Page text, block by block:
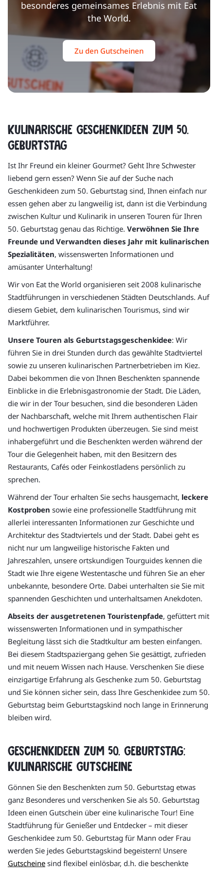
besonderes gemeinsames Erlebnis mit Eat
the World.
Zu den Gutscheinen
Kulinarische Geschenkideen zum 50.
Geburtstag
Ist Ihr Freund ein kleiner Gourmet? Geht Ihre Schwester
liebend gern essen? Wenn Sie auf der Suche nach
Geschenkideen zum 50. Geburtstag sind, Ihnen einfach nur
essen gehen aber zu langweilig ist, dann ist die Verbindung
zwischen Kultur und Kulinarik in unseren Touren für Ihren
50. Geburtstag genau das Richtige. Verwöhnen Sie Ihre
Freunde und Verwandten dieses Jahr mit kulinarischen
Spezialitäten, wissenswerten Informationen und
amüsanter Unterhaltung!
Wir von Eat the World organisieren seit 2008 kulinarische
Stadtführungen in verschiedenen Städten Deutschlands. Auf
diesem Gebiet, dem kulinarischen Tourismus, sind wir
Marktführer.
Unsere Touren als Geburtstagsgeschenkidee: Wir
führen Sie in drei Stunden durch das gewählte Stadtviertel
sowie zu unseren kulinarischen Partnerbetrieben im Kiez.
Dabei bekommen die von Ihnen Beschenkten spannende
Einblicke in die Erlebnisgastronomie der Stadt. Die Läden,
die wir in der Tour besuchen, sind die besonderen Läden
der Nachbarschaft, welche mit Ihrem authentischen Flair
und hochwertigen Produkten überzeugen. Sie sind meist
inhabergeführt und die Beschenkten werden während der
Tour die Gelegenheit haben, mit den Besitzern des
Restaurants, Cafés oder Feinkostladens persönlich zu
sprechen.
Während der Tour erhalten Sie sechs hausgemacht, leckere
Kostproben sowie eine professionelle Stadtführung mit
allerlei interessanten Informationen zur Geschichte und
Architektur des Stadtviertels und der Stadt. Dabei geht es
nicht nur um langweilige historische Fakten und
Jahreszahlen, unsere ortskundigen Tourguides kennen die
Stadt wie Ihre eigene Westentasche und führen Sie an eher
unbekannte, besondere Orte. Dabei unterhalten sie Sie mit
spannenden Geschichten und unterhaltsamen Anekdoten.
Abseits der ausgetretenen Touristenpfade, gefüttert mit
wissenswerten Informationen und in sympathischer
Begleitung lässt sich die Stadtkultur am besten einfangen.
Bei diesem Stadtspaziergang gehen Sie gesättigt, zufrieden
und mit neuem Wissen nach Hause. Verschenken Sie diese
einzigartige Erfahrung als Geschenke zum 50. Geburtstag
und Sie können sicher sein, dass Ihre Geschenkidee zum 50.
Geburtstag beim Geburtstagskind noch lange in Erinnerung
bleiben wird.
Geschenkideen zum 50. Geburtstag:
Kulinarische Gutscheine
Gönnen Sie den Beschenkten zum 50. Geburtstag etwas
ganz Besonderes und verschenken Sie als 50. Geburtstag
Ideen einen Gutschein über eine kulinarische Tour! Eine
Stadtführung für Genießer und Entdecker – mit dieser
Geschenkidee zum 50. Geburtstag für Mann oder Frau
werden Sie jedes Geburtstagskind begeistern! Unsere
Gutscheine sind flexibel einlösbar, d.h. die beschenkte